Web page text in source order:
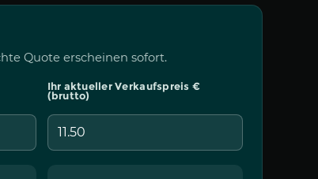
Quote erscheinen sofort.
Ihr aktueller Verkaufspreis €
(brutto)